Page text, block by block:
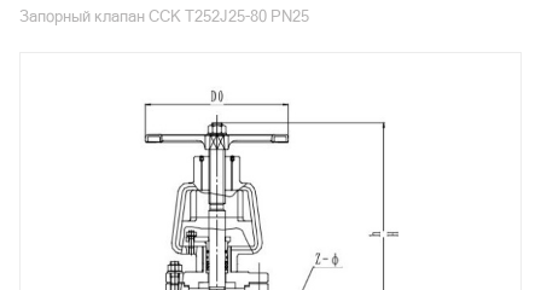
Запорный клапан CCK T252J25-80 PN25